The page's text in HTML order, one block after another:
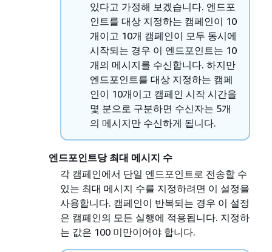
있다고 가정해 보겠습니다. 엔드포
인트를 대상 지정하는 캠페인이 10
개이고 10개 캠페인이 모두 동시에
시작되는 경우 이 엔드포인트는 10
개의 메시지를 수신합니다. 하지만
엔드포인트를 대상 지정하는 캠페
인이 10개이고 캠페인 시작 시간을
몇 분으로 구분하면 수신자는 5개
의 메시지만 수신하게 됩니다.
엔드포인트당 최대 메시지 수
각 캠페인에서 단일 엔드포인트로 전송할 수
있는 최대 메시지 수를 지정하려면 이 설정을
사용합니다. 캠페인이 반복되는 경우 이 설정
은 캠페인의 모든 실행에 적용됩니다. 지정하
는 값은 100 미만이어야 합니다.